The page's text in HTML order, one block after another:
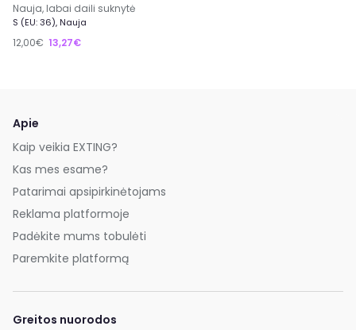
Nauja, labai daili suknytė
S (EU: 36), Nauja
12,00€ 13,27€
Apie
Kaip veikia EXTING?
Kas mes esame?
Patarimai apsipirkinėtojams
Reklama platformoje
Padėkite mums tobulėti
Paremkite platformą
Greitos nuorodos